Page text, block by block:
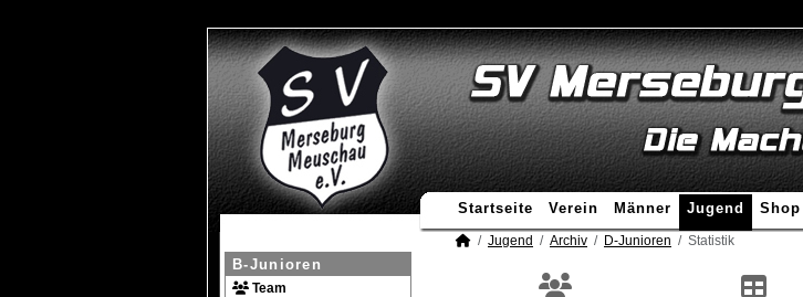
Startseite Verein Männer Jugend Shop
B-Junioren
Team
Jugend Archiv D-Junioren Statistik